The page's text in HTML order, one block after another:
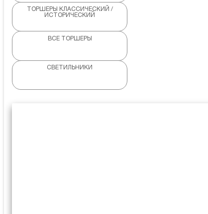
ТОРШЕРЫ КЛАССИЧЕСКИЙ /
ИСТОРИЧЕСКИЙ
ВСЕ ТОРШЕРЫ
СВЕТИЛЬНИКИ